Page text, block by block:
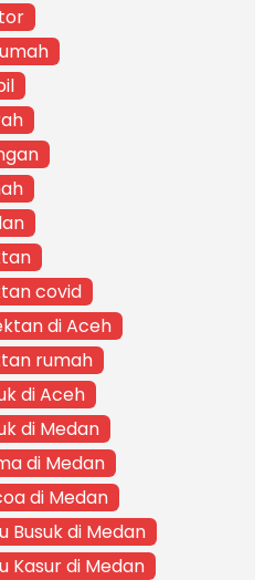
covid
di Aceh
rumah
di Aceh
di Medan
di Medan
di Medan
Busuk di Medan
Kasur di Medan